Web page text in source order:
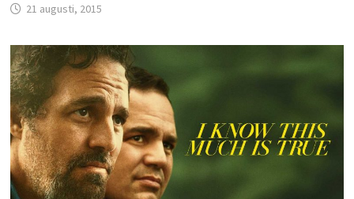
21 augusti, 2015